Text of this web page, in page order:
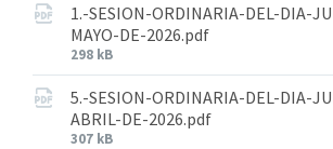
1.-SESION-ORDINARIA-DEL-DIA-
MAYO-DE-2026.pdf
298 kB
5.-SESION-ORDINARIA-DEL-DIA-
ABRIL-DE-2026.pdf
307 kB